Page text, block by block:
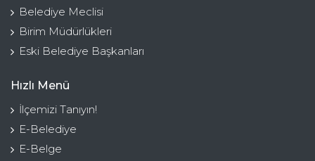
Belediye Meclisi
Birim Müdürlükleri
Eski Belediye Başkanları
Hızlı Menü
İlçemizi Tanıyın!
E-Belediye
E-Belge